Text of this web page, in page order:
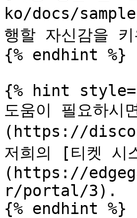
ko/docs/
행할 자신감을 키
{% endhint %}
{% hint
도움이 필요하
(https://
저희의 [티켓 시
(https://
r/portal/3).
{% endhint %}